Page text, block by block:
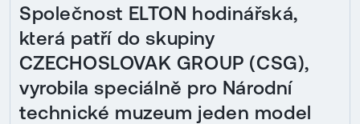
Společnost ELTON hodinářská,
která patří do skupiny
CZECHOSLOVAK GROUP (CSG),
vyrobila speciálně pro Národní
technické muzeum jeden model